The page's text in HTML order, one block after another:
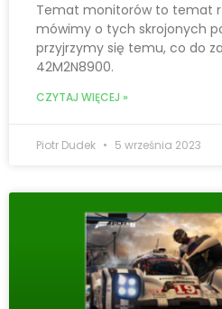
Temat monitorów to temat
mówimy o tych skrojonych
przyjrzymy się temu, co do
42M2N8900.
CZYTAJ WIĘCEJ »
Piotr Dudek 5 września 2023